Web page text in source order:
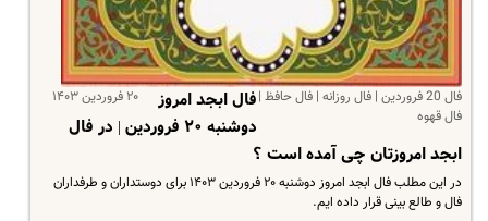
فال 20 فروردین | فال روزانه | فال حافظ |
فال قهوه
۲۰ فروردین ۱۴۰۳
فال ابجد امروز
دوشنبه ۲۰ فروردین | در فال
ابجد امروزتان چی آمده است ؟
در این مطلب فال ابجد امروز دوشنبه ۲۰ فروردین ۱۴۰۳ برای دوستداران و طرفداران
فال و طالع بینی قرار داده ایم.